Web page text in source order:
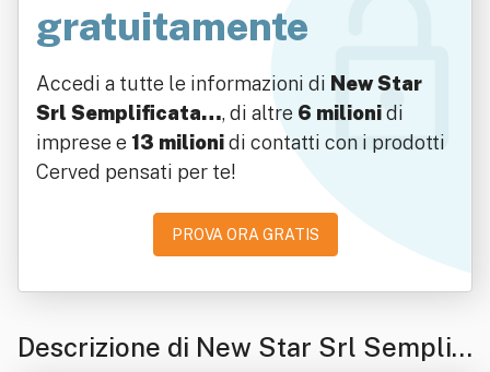
gratuitamente
Accedi a tutte le informazioni di New Star
Srl Semplificata…, di altre 6 milionidi
imprese e 13 milionidi contatti con i prodotti
Cerved pensati per te!
PROVA ORA GRATIS
Descrizione di New Star Srl Semplifi